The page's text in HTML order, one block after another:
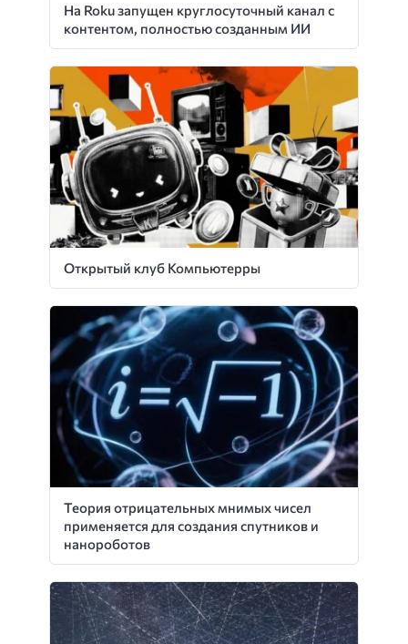
На Roku запущен круглосуточный канал с
контентом, полностью созданным ИИ
Открытый клуб Компьютерры
Теория отрицательных мнимых чисел
применяется для создания спутников и
нанороботов